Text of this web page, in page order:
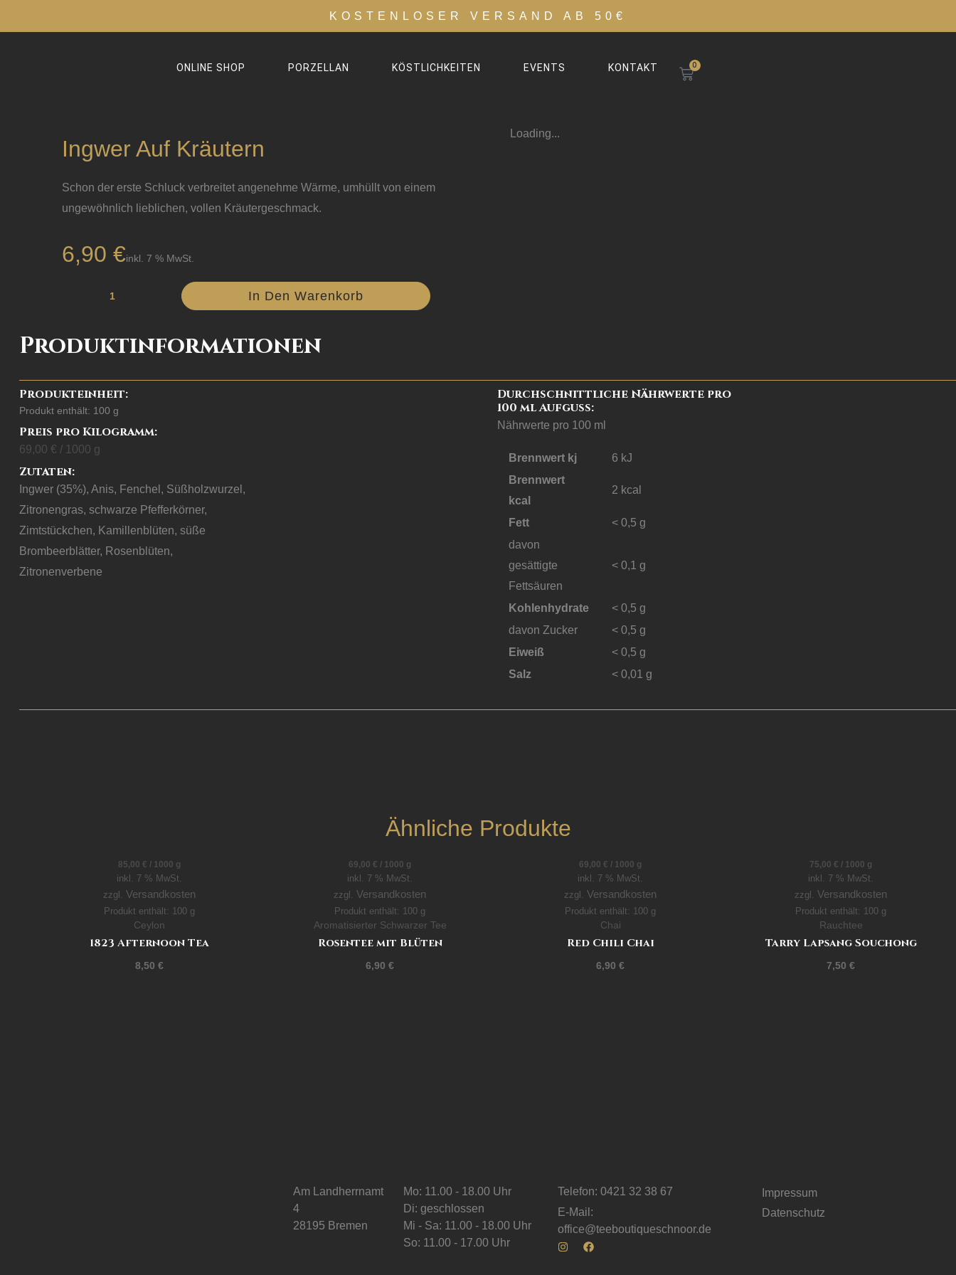
KOSTENLOSER VERSAND AB 50€
ONLINE SHOP PORZELLAN KÖSTLICHKEITEN EVENTS KONTAKT 0
WARENKORB
Ingwer Auf Kräutern
Schon der erste Schluck verbreitet angenehme Wärme, umhüllt von einem
ungewöhnlich lieblichen, vollen Kräutergeschmack.
6,90 €inkl. 7 % MwSt.
Ingwer
Menge
In Den Warenkorb
Loading...
Produktinformationen
Produkteinheit:
Produkt enthält: 100 g
Preis pro Kilogramm:
69,00 € / 1000 g
Zutaten:
Ingwer (35%), Anis, Fenchel, Süßholzwurzel,
Zitronengras, schwarze Pfefferkörner,
Zimtstückchen, Kamillenblüten, süße
Brombeerblätter, Rosenblüten,
Zitronenverbene
Durchschnittliche Nährwerte pro
100 ml Aufguss:
Nährwerte pro 100 ml
Brennwert kj 6 kJ
Brennwert
kcal
2 kcal
Fett < 0,5 g
davon
gesättigte
Fettsäuren
< 0,1 g
Kohlenhydrate < 0,5 g
davon Zucker < 0,5 g
Eiweiß
< 0,5 g
Salz
< 0,01 g
Ähnliche Produkte
85,00 € / 1000 g
inkl. 7 % MwSt.
zzgl. Versandkosten
Produkt enthält: 100 g
Ceylon
1823 Afternoon Tea
8,50 €
69,00 € / 1000 g
inkl. 7 % MwSt.
zzgl. Versandkosten
Produkt enthält: 100 g
Aromatisierter Schwarzer Tee
Rosentee mit Blüten
6,90 €
69,00 € / 1000 g
inkl. 7 % MwSt.
zzgl. Versandkosten
Produkt enthält: 100 g
Chai
Red Chili Chai
6,90 €
75,00 € / 1000 g
inkl. 7 % MwSt.
zzgl. Versandkosten
Produkt enthält: 100 g
Rauchtee
Tarry Lapsang Souchong
7,50 €
Am Landherrnamt
4
28195 Bremen
Mo: 11.00 - 18.00 Uhr
Di: geschlossen
Mi - Sa: 11.00 - 18.00 Uhr
So: 11.00 - 17.00 Uhr
Telefon: 0421 32 38 67
E-Mail:
office@teeboutiqueschnoor.de
I
F
Impressum
Datenschutz